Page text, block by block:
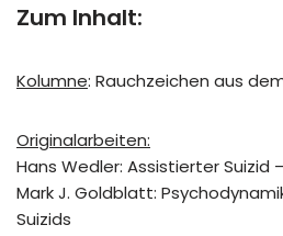
Zum Inhalt:
Kolumne: Rauchzeichen aus
Originalarbeiten:
Hans Wedler: Assistierter Suizid
Mark J. Goldblatt:
Suizids